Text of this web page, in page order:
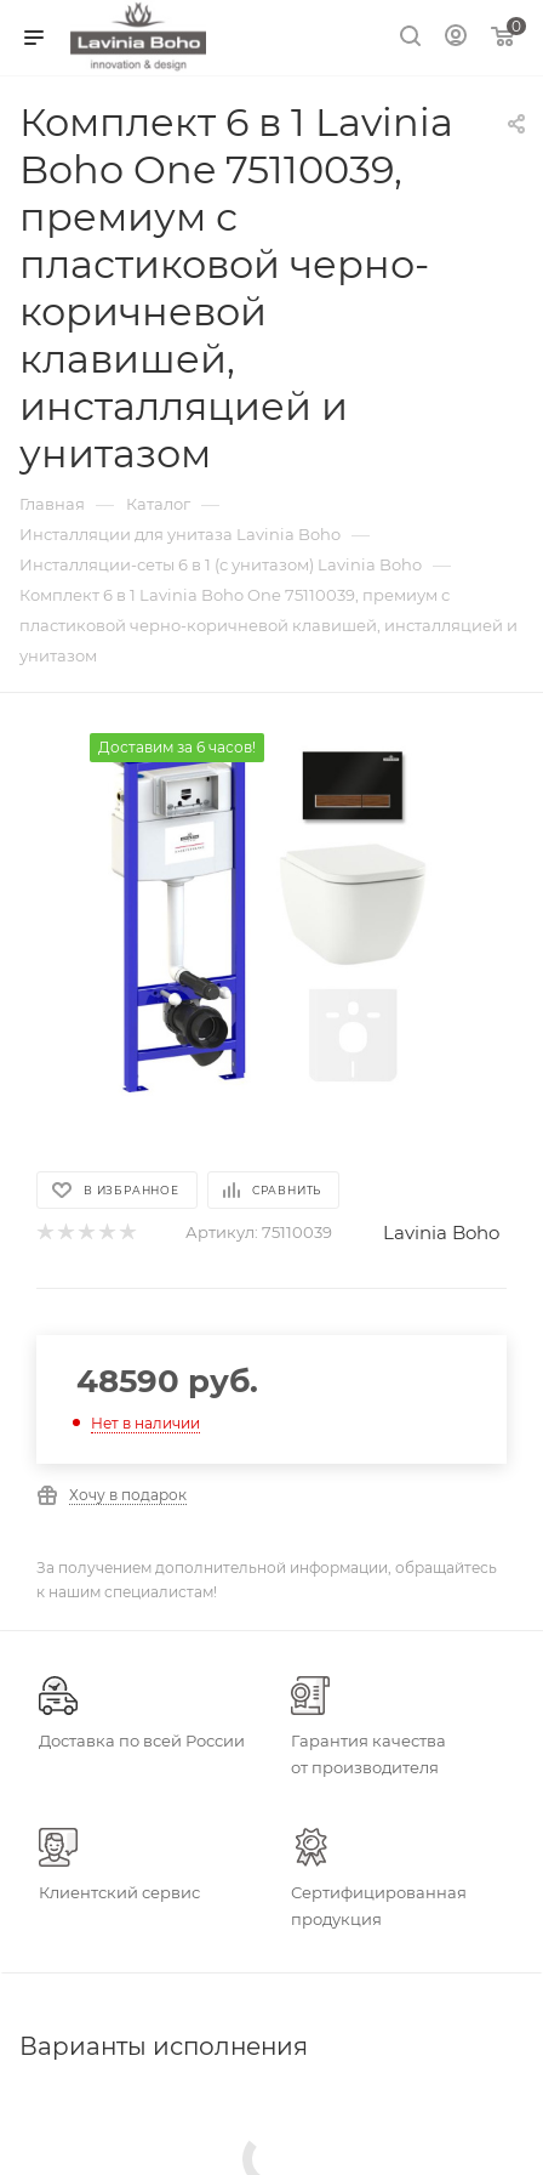
0
Комплект 6 в 1 Lavinia
Boho One 75110039,
премиум с
пластиковой черно-
коричневой
клавишей,
инсталляцией и
унитазом
Главная — Каталог —
Инсталляции для унитаза Lavinia Boho —
Инсталляции-сеты 6 в 1 (с унитазом) Lavinia Boho —
Комплект 6 в 1 Lavinia Boho One 75110039, премиум с
пластиковой черно-коричневой клавишей, инсталляцией и
унитазом
Доставим за 6 часов!
В ИЗБРАННОЕ СРАВНИТЬ
Артикул: 75110039 Lavinia Boho
48590 руб.
Нет в наличии
Хочу в подарок
За получением дополнительной информации, обращайтесь
к нашим специалистам!
Доставка по всей России
Гарантия качества
от производителя
Клиентский сервис
Сертифицированная
продукция
Варианты исполнения